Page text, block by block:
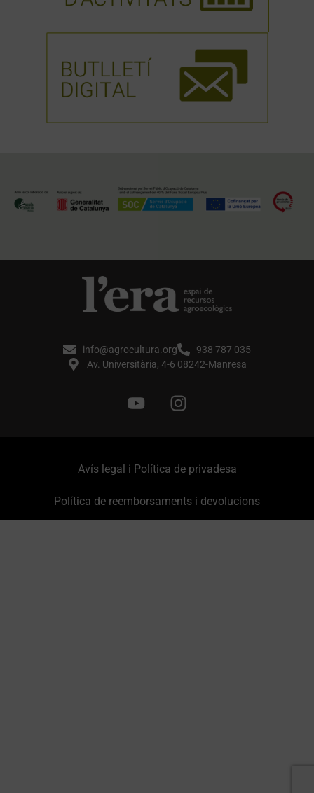
info@agrocultura.org
938 787 035
Av. Universitària, 4-6 08242-Manresa
Avís legal i Política de privadesa
Política de reemborsaments i devolucions